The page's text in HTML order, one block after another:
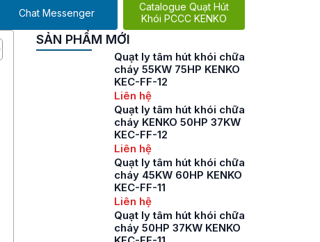
Chat Messenger
Catalogue Quạt Hút
Khói PCCC KENKO
SẢN PHẨM MỚI
Quạt ly tâm hút khói chữa
cháy 55KW 75HP KENKO
KEC-FF-12
Liên hệ
Quạt ly tâm hút khói chữa
cháy KENKO 50HP 37KW
KEC-FF-12
Liên hệ
Quạt ly tâm hút khói chữa
cháy 45KW 60HP KENKO
KEC-FF-11
Liên hệ
Quạt ly tâm hút khói chữa
cháy 50HP 37KW KENKO